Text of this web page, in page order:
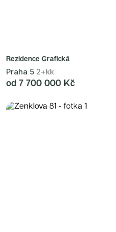
Rezidence Grafická
Praha 5 2+kk
od 7 700 000 Kč